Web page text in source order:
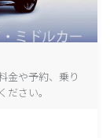
金や予約、乗り
さい。